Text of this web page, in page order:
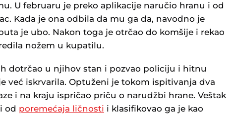
U februaru je preko aplikacije naručio hranu i od
Kada je ona odbila da mu ga da, navodno je
je ubo. Nakon toga je otrčao do komšije i rekao
nožem u kupatilu.
dotrčao u njihov stan i pozvao policiju i hitnu
već iskrvarila. Optuženi je tokom ispitivanja dva
i na kraju ispričao priču o narudžbi hrane. Veštak
od poremećaja ličnosti i klasifikovao ga je kao